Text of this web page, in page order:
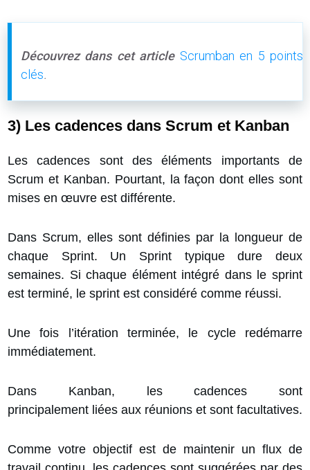
Découvrez dans cet article Scrumban en 5 points
clés.
3) Les cadences dans Scrum et Kanban
Les cadences sont des éléments importants de
Scrum et Kanban. Pourtant, la façon dont elles sont
mises en œuvre est différente.
Dans Scrum, elles sont définies par la longueur de
chaque Sprint. Un Sprint typique dure deux
semaines. Si chaque élément intégré dans le sprint
est terminé, le sprint est considéré comme réussi.
Une fois l’itération terminée, le cycle redémarre
immédiatement.
Dans Kanban, les cadences sont
principalement liées aux réunions et sont facultatives.
Comme votre objectif est de maintenir un flux de